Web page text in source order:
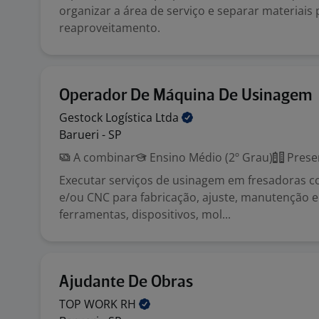
organizar a área de serviço e separar materiais
reaproveitamento.
Operador De Máquina De Usinagem
Gestock Logística Ltda
Barueri - SP
A combinar
Ensino Médio (2º Grau)
Executar serviços de usinagem em fresadoras
e/ou CNC para fabricação, ajuste, manutenção
ferramentas, dispositivos, mol...
Ajudante De Obras
TOP WORK RH